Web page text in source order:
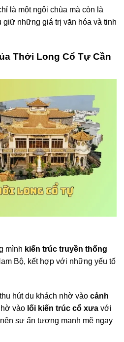
là một ngôi chùa mà còn là
những giá trị văn hóa và tinh
Thới Long Cổ Tự Cần
mình kiến trúc truyền thống
Bộ, kết hợp với những yếu tố
hút du khách nhờ vào cảnh
vào lối kiến trúc cổ xưa với
sự ấn tượng mạnh mẽ ngay